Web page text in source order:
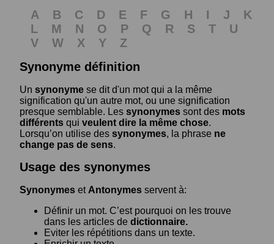
A B C D E F G H I J
K
L
M N O P Q R S T
U
V
W X Y
Z
Synonyme définition
Un synonyme se dit d'un mot qui a la même
signification qu'un autre mot, ou une signification
presque semblable. Les synonymes sont des mots
différents qui veulent dire la même chose.
Lorsqu’on utilise des synonymes, la phrase ne
change pas de sens.
Usage des synonymes
Synonymes et Antonymes servent à:
Définir un mot. C’est pourquoi on les trouve
dans les articles de dictionnaire.
Eviter les répétitions dans un texte.